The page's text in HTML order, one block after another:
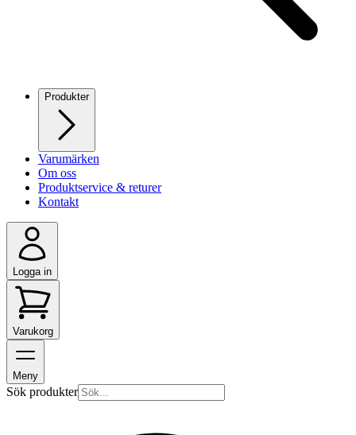
Produkter
Varumärken
Om oss
Produktservice & returer
Kontakt
Logga in
Varukorg
Meny
Sök produkter